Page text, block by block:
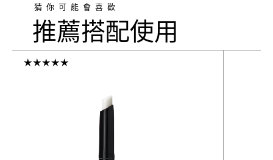
猜你可能會喜歡
推薦搭配使用